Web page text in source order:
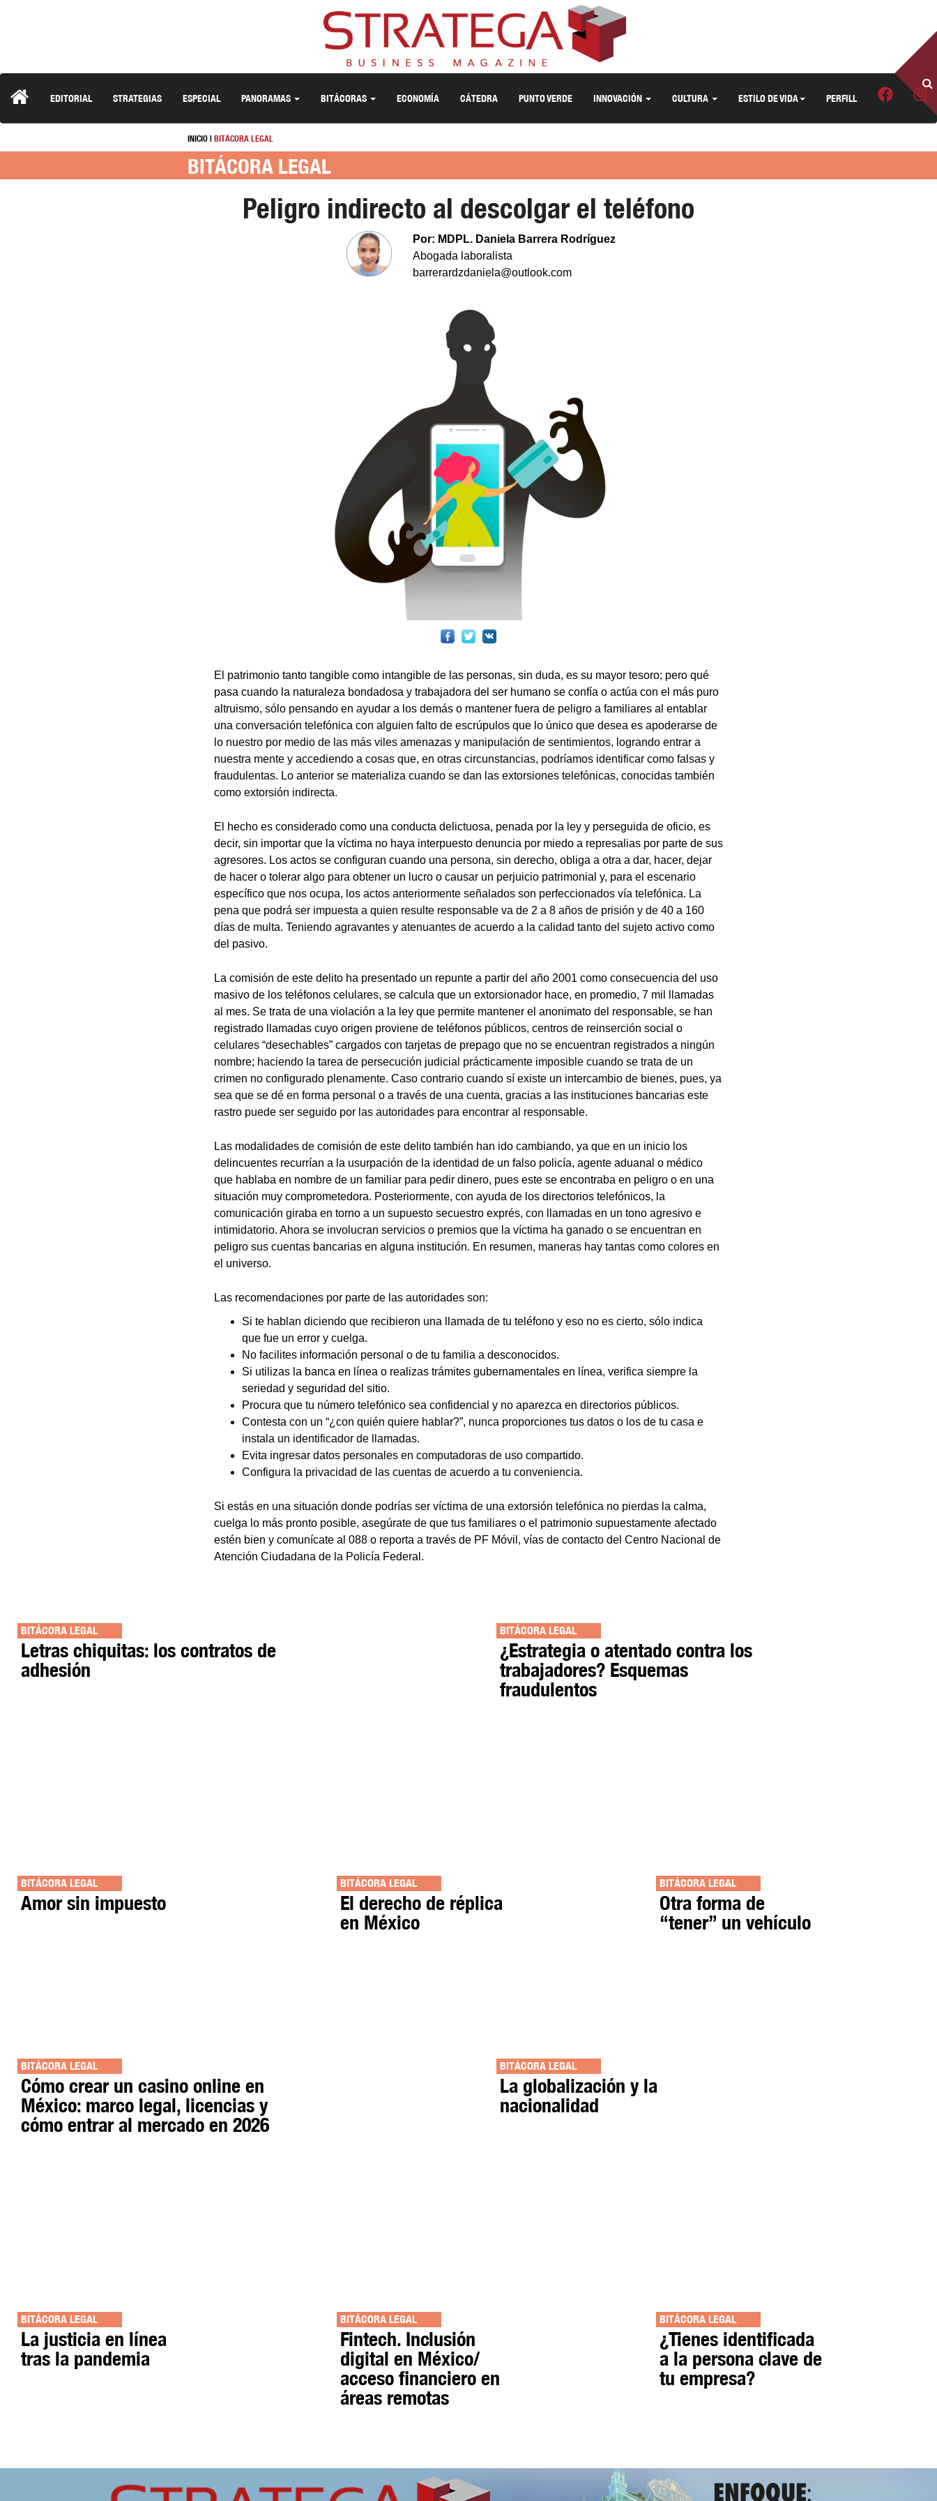
EDITORIAL STRATEGIAS ESPECIAL PANORAMAS BITÁCORAS ECONOMÍA CÁTEDRA PUNTO VERDE INNOVACIÓN CULTURA ESTILO DE VIDA PERFILL
INICIO| BITÁCORA LEGAL
BITÁCORA LEGAL
Peligro indirecto al descolgar el teléfono
Por: MDPL. Daniela Barrera Rodríguez
Abogada laboralista
barrerardzdaniela@outlook.com
El patrimonio tanto tangible como intangible de las personas, sin duda, es su mayor tesoro; pero qué
pasa cuando la naturaleza bondadosa y trabajadora del ser humano se confía o actúa con el más puro
altruismo, sólo pensando en ayudar a los demás o mantener fuera de peligro a familiares al entablar
una conversación telefónica con alguien falto de escrúpulos que lo único que desea es apoderarse de
lo nuestro por medio de las más viles amenazas y manipulación de sentimientos, logrando entrar a
nuestra mente y accediendo a cosas que, en otras circunstancias, podríamos identificar como falsas y
fraudulentas. Lo anterior se materializa cuando se dan las extorsiones telefónicas, conocidas también
como extorsión indirecta.
El hecho es considerado como una conducta delictuosa, penada por la ley y perseguida de oficio, es
decir, sin importar que la víctima no haya interpuesto denuncia por miedo a represalias por parte de sus
agresores. Los actos se configuran cuando una persona, sin derecho, obliga a otra a dar, hacer, dejar
de hacer o tolerar algo para obtener un lucro o causar un perjuicio patrimonial y, para el escenario
específico que nos ocupa, los actos anteriormente señalados son perfeccionados vía telefónica. La
pena que podrá ser impuesta a quien resulte responsable va de 2 a 8 años de prisión y de 40 a 160
días de multa. Teniendo agravantes y atenuantes de acuerdo a la calidad tanto del sujeto activo como
del pasivo.
La comisión de este delito ha presentado un repunte a partir del año 2001 como consecuencia del uso
masivo de los teléfonos celulares, se calcula que un extorsionador hace, en promedio, 7 mil llamadas
al mes. Se trata de una violación a la ley que permite mantener el anonimato del responsable, se han
registrado llamadas cuyo origen proviene de teléfonos públicos, centros de reinserción social o
celulares “desechables” cargados con tarjetas de prepago que no se encuentran registrados a ningún
nombre; haciendo la tarea de persecución judicial prácticamente imposible cuando se trata de un
crimen no configurado plenamente. Caso contrario cuando sí existe un intercambio de bienes, pues, ya
sea que se dé en forma personal o a través de una cuenta, gracias a las instituciones bancarias este
rastro puede ser seguido por las autoridades para encontrar al responsable.
Las modalidades de comisión de este delito también han ido cambiando, ya que en un inicio los
delincuentes recurrían a la usurpación de la identidad de un falso policía, agente aduanal o médico
que hablaba en nombre de un familiar para pedir dinero, pues este se encontraba en peligro o en una
situación muy comprometedora. Posteriormente, con ayuda de los directorios telefónicos, la
comunicación giraba en torno a un supuesto secuestro exprés, con llamadas en un tono agresivo e
intimidatorio. Ahora se involucran servicios o premios que la víctima ha ganado o se encuentran en
peligro sus cuentas bancarias en alguna institución. En resumen, maneras hay tantas como colores en
el universo.
Las recomendaciones por parte de las autoridades son:
Si te hablan diciendo que recibieron una llamada de tu teléfono y eso no es cierto, sólo indica
que fue un error y cuelga.
No facilites información personal o de tu familia a desconocidos.
Si utilizas la banca en línea o realizas trámites gubernamentales en línea, verifica siempre la
seriedad y seguridad del sitio.
Procura que tu número telefónico sea confidencial y no aparezca en directorios públicos.
Contesta con un “¿con quién quiere hablar?”, nunca proporciones tus datos o los de tu casa e
instala un identificador de llamadas.
Evita ingresar datos personales en computadoras de uso compartido.
Configura la privacidad de las cuentas de acuerdo a tu conveniencia.
Si estás en una situación donde podrías ser víctima de una extorsión telefónica no pierdas la calma,
cuelga lo más pronto posible, asegúrate de que tus familiares o el patrimonio supuestamente afectado
estén bien y comunícate al 088 o reporta a través de PF Móvil, vías de contacto del Centro Nacional de
Atención Ciudadana de la Policía Federal.
BITÁCORA LEGAL
Letras chiquitas: los contratos de
adhesión
BITÁCORA LEGAL
¿Estrategia o atentado contra los
trabajadores? Esquemas
fraudulentos
BITÁCORA LEGAL
Amor sin impuesto
BITÁCORA LEGAL
El derecho de réplica
en México
BITÁCORA LEGAL
Otra forma de
“tener” un vehículo
BITÁCORA LEGAL
Cómo crear un casino online en
México: marco legal, licencias y
cómo entrar al mercado en 2026
BITÁCORA LEGAL
La globalización y la
nacionalidad
BITÁCORA LEGAL
La justicia en línea
tras la pandemia
BITÁCORA LEGAL
Fintech. Inclusión
digital en México/
acceso financiero en
áreas remotas
BITÁCORA LEGAL
¿Tienes identificada
a la persona clave de
tu empresa?